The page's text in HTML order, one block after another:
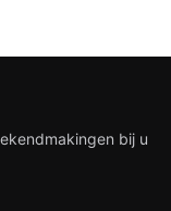
bij u